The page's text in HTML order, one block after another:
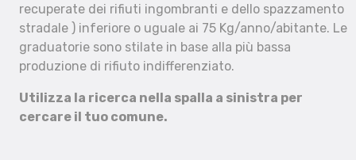
recuperate dei rifiuti ingombranti e dello spazzamento
stradale ) inferiore o uguale ai 75 Kg/anno/abitante. Le
graduatorie sono stilate in base alla più bassa
produzione di rifiuto indifferenziato.
Utilizza la ricerca nella spalla a sinistra per
cercare il tuo comune.